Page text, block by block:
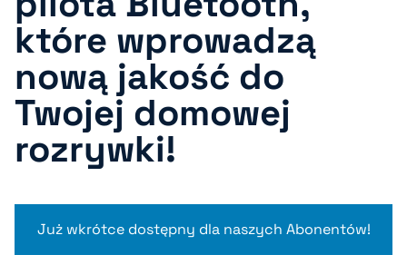
które wprowadzą
nową jakość do
Twojej domowej
rozrywki!
Już wkrótce dostępny dla naszych Abonentów!